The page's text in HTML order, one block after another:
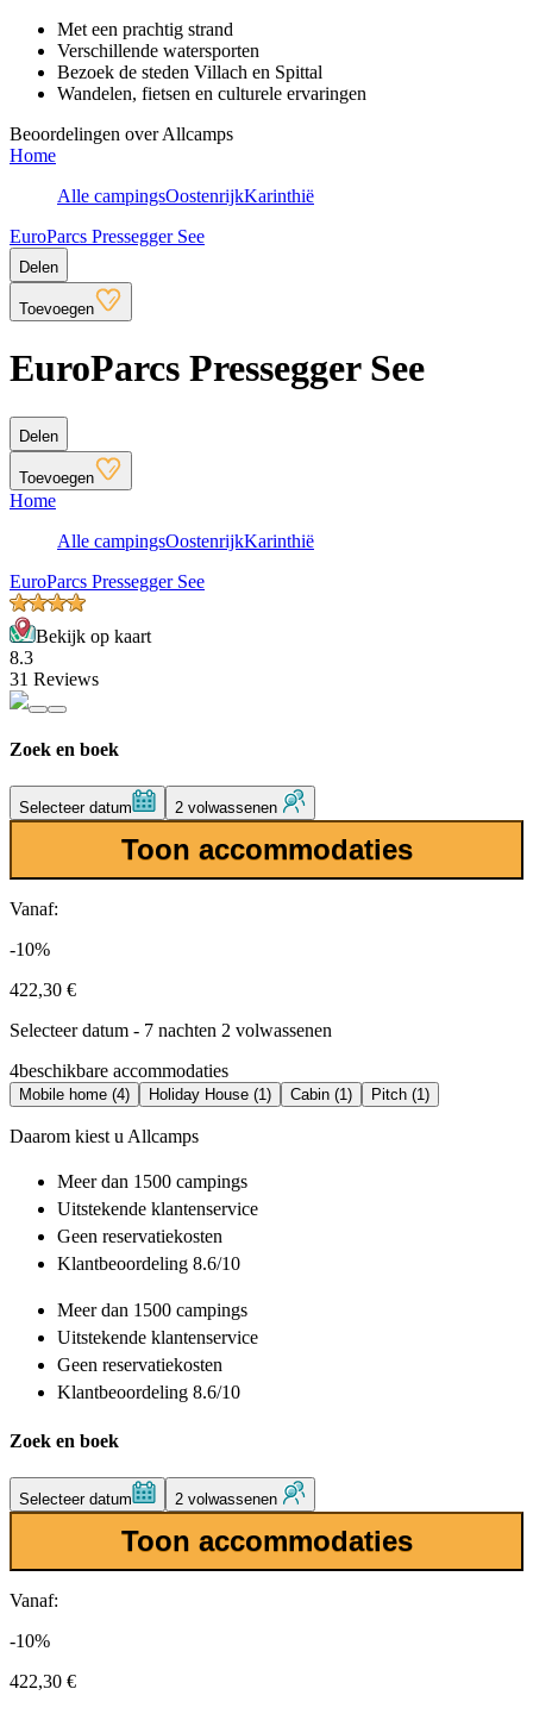
Met een prachtig strand
Verschillende watersporten
Bezoek de steden Villach en Spittal
Wandelen, fietsen en culturele ervaringen
Beoordelingen over Allcamps
Home
Alle campingsOostenrijkKarinthië
EuroParcs Pressegger See
Delen
Toevoegen
EuroParcs Pressegger See
Delen
Toevoegen
Home
Alle campingsOostenrijkKarinthië
EuroParcs Pressegger See
Bekijk op kaart
8.3
31 Reviews
Zoek en boek
Selecteer datum 2 volwassenen
Toon accommodaties
Vanaf:
-10%
422,30 €
Selecteer datum - 7 nachten 2 volwassenen
4beschikbare accommodaties
Mobile home (4) Holiday House (1) Cabin (1) Pitch (1)
Daarom kiest u Allcamps
Meer dan 1500 campings
Uitstekende klantenservice
Geen reservatiekosten
Klantbeoordeling 8.6/10
Meer dan 1500 campings
Uitstekende klantenservice
Geen reservatiekosten
Klantbeoordeling 8.6/10
Zoek en boek
Selecteer datum 2 volwassenen
Toon accommodaties
Vanaf:
-10%
422,30 €